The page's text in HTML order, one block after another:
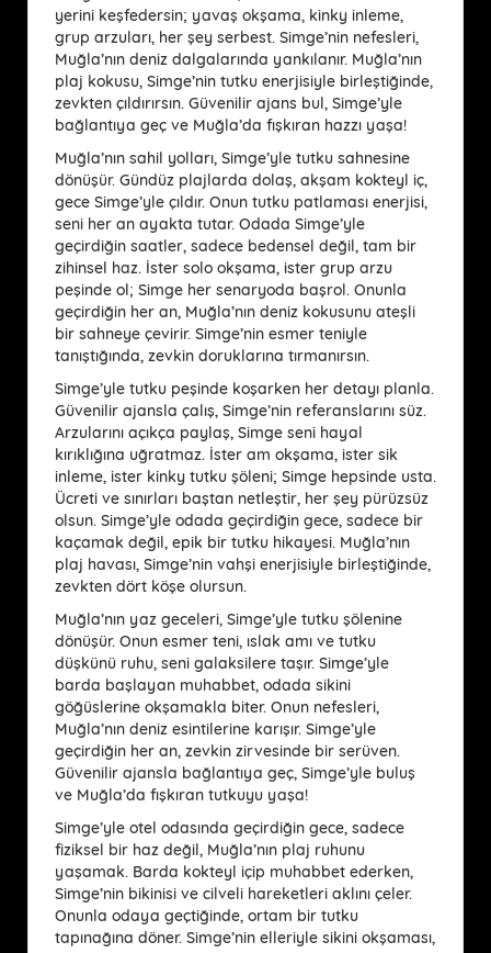
yerini keşfedersin; yavaş okşama, kinky inleme,
grup arzuları, her şey serbest. Simge’nin nefesleri,
Muğla’nın deniz dalgalarında yankılanır. Muğla’nın
plaj kokusu, Simge’nin tutku enerjisiyle birleştiğinde,
zevkten çıldırırsın. Güvenilir ajans bul, Simge’yle
bağlantıya geç ve Muğla’da fışkıran hazzı yaşa!
Muğla’nın sahil yolları, Simge’yle tutku sahnesine
dönüşür. Gündüz plajlarda dolaş, akşam kokteyl iç,
gece Simge’yle çıldır. Onun tutku patlaması enerjisi,
seni her an ayakta tutar. Odada Simge’yle
geçirdiğin saatler, sadece bedensel değil, tam bir
zihinsel haz. İster solo okşama, ister grup arzu
peşinde ol; Simge her senaryoda başrol. Onunla
geçirdiğin her an, Muğla’nın deniz kokusunu ateşli
bir sahneye çevirir. Simge’nin esmer teniyle
tanıştığında, zevkin doruklarına tırmanırsın.
Simge’yle tutku peşinde koşarken her detayı planla.
Güvenilir ajansla çalış, Simge’nin referanslarını süz.
Arzularını açıkça paylaş, Simge seni hayal
kırıklığına uğratmaz. İster am okşama, ister sik
inleme, ister kinky tutku şöleni; Simge hepsinde usta.
Ücreti ve sınırları baştan netleştir, her şey pürüzsüz
olsun. Simge’yle odada geçirdiğin gece, sadece bir
kaçamak değil, epik bir tutku hikayesi. Muğla’nın
plaj havası, Simge’nin vahşi enerjisiyle birleştiğinde,
zevkten dört köşe olursun.
Muğla’nın yaz geceleri, Simge’yle tutku şölenine
dönüşür. Onun esmer teni, ıslak amı ve tutku
düşkünü ruhu, seni galaksilere taşır. Simge’yle
barda başlayan muhabbet, odada sikini
göğüslerine okşamakla biter. Onun nefesleri,
Muğla’nın deniz esintilerine karışır. Simge’yle
geçirdiğin her an, zevkin zirvesinde bir serüven.
Güvenilir ajansla bağlantıya geç, Simge’yle buluş
ve Muğla’da fışkıran tutkuyu yaşa!
Simge’yle otel odasında geçirdiğin gece, sadece
fiziksel bir haz değil, Muğla’nın plaj ruhunu
yaşamak. Barda kokteyl içip muhabbet ederken,
Simge’nin bikinisi ve cilveli hareketleri aklını çeler.
Onunla odaya geçtiğinde, ortam bir tutku
tapınağına döner. Simge’nin elleriyle sikini okşaması,